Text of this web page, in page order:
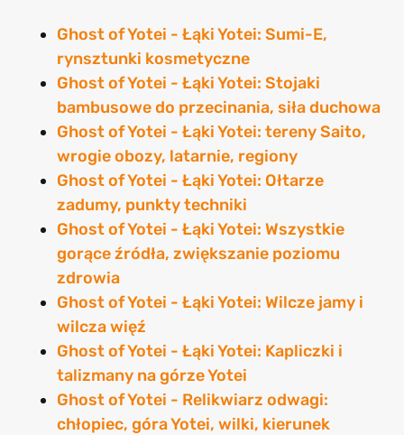
Ghost of Yotei - Łąki Yotei: Sumi-E,
rynsztunki kosmetyczne
Ghost of Yotei - Łąki Yotei: Stojaki
bambusowe do przecinania, siła duchowa
Ghost of Yotei - Łąki Yotei: tereny Saito,
wrogie obozy, latarnie, regiony
Ghost of Yotei - Łąki Yotei: Ołtarze
zadumy, punkty techniki
Ghost of Yotei - Łąki Yotei: Wszystkie
gorące źródła, zwiększanie poziomu
zdrowia
Ghost of Yotei - Łąki Yotei: Wilcze jamy i
wilcza więź
Ghost of Yotei - Łąki Yotei: Kapliczki i
talizmany na górze Yotei
Ghost of Yotei - Relikwiarz odwagi:
chłopiec, góra Yotei, wilki, kierunek